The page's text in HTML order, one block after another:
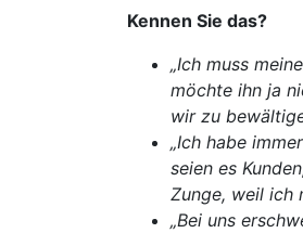
Kennen Sie das?
„Ich muss
möchte ihn ja
wir zu
„Ich habe
seien es
Zunge, weil ich
„Bei uns